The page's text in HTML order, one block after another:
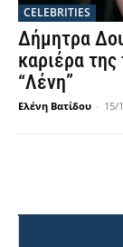
CELEBRITIES
Δήμητρα
καριέρα της
“Λένη”
Ελένη Βατίδου - 15/